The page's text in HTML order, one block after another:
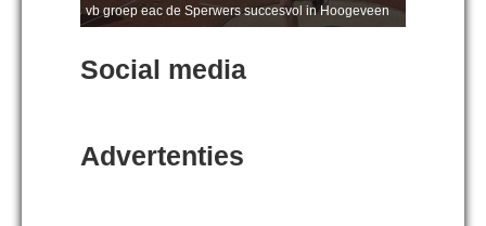
vb groep eac de Sperwers succesvol in Hoogeveen
Social media
Advertenties